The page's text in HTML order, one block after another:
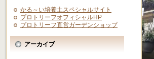
かる～い培養土スペシャルサイト
プロトリーフオフィシャルHP
プロトリーフ直営ガーデンショップ
アーカイブ